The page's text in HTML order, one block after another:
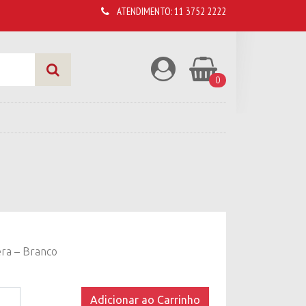
ATENDIMENTO:11 3752 2222
0
– Branco
Adicionar ao Carrinho